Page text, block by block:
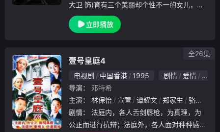
大卫 饰)育有三个美丽却个性不一的女儿，分
别是康雅言（邵美琪 饰）、康雅瞳（黎姿 饰
）、康雅思（蔡少芬 饰）。白筱柔自小精心
立即播放
壹号皇庭4
电视剧 中国香港 1995 剧情 爱情
犯罪
导演：
邓特希
主演：
林保怡 宣萱 谭耀文 郑家生 骆应钧
剧情：
公正而进行抗辩；法庭外，各人面对种种感情
全26集